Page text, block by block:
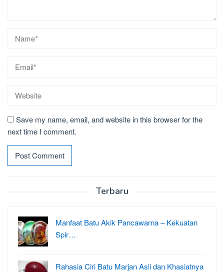
Save my name, email, and website in this browser for the
next time I comment.
Terbaru
Manfaat Batu Akik Pancawarna – Kekuatan
Spir…
Rahasia Ciri Batu Marjan Asli dan Khasiatnya